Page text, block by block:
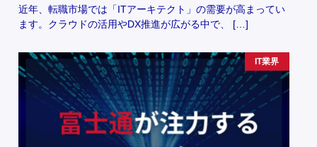
近年、転職市場では「ITアーキテクト」の需要が高まってい
ます。クラウドの活用やDX推進が広がる中で、 […]
IT業界